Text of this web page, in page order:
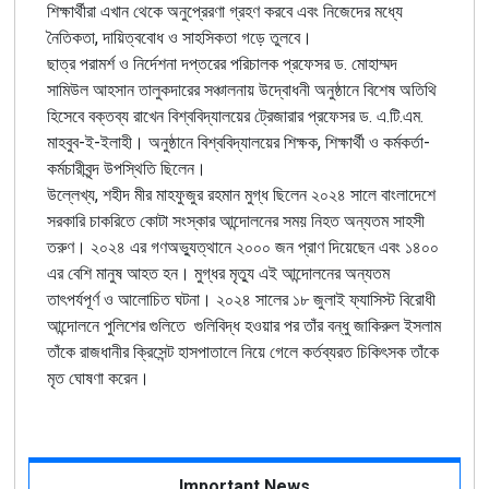
শিক্ষার্থীরা এখান থেকে অনুপ্রেরণা গ্রহণ করবে এবং নিজেদের মধ্যে
নৈতিকতা, দায়িত্ববোধ ও সাহসিকতা গড়ে তুলবে।
ছাত্র পরামর্শ ও নির্দেশনা দপ্তরের পরিচালক প্রফেসর ড. মোহাম্মদ
সামিউল আহসান তালুকদারের সঞ্চালনায় উদ্বোধনী অনুষ্ঠানে বিশেষ অতিথি
হিসেবে বক্তব্য রাখেন বিশ্ববিদ্যালয়ের ট্রেজারার প্রফেসর ড. এ.টি.এম.
মাহবুব-ই-ইলাহী। অনুষ্ঠানে বিশ্ববিদ্যালয়ের শিক্ষক, শিক্ষার্থী ও কর্মকর্তা-
কর্মচারীবৃন্দ উপস্থিতি ছিলেন।
উল্লেখ্য, শহীদ মীর মাহফুজুর রহমান মুগ্ধ ছিলেন ২০২৪ সালে বাংলাদেশে
সরকারি চাকরিতে কোটা সংস্কার আন্দোলনের সময় নিহত অন্যতম সাহসী
তরুণ। ২০২৪ এর গণঅভ্যুত্থানে ২০০০ জন প্রাণ দিয়েছেন এবং ১৪০০
এর বেশি মানুষ আহত হন। মুগ্ধর মৃত্যু এই আন্দোলনের অন্যতম
তাৎপর্যপূর্ণ ও আলোচিত ঘটনা। ২০২৪ সালের ১৮ জুলাইফ্যাসিস্ট বিরোধী
আন্দোলনে পুলিশের গুলিতে গুলিবিদ্ধ হওয়ার পর তাঁর বন্ধু জাকিরুল ইসলাম
তাঁকে রাজধানীর ক্রিসেন্ট হাসপাতালে নিয়ে গেলে কর্তব্যরত চিকিৎসক তাঁকে
মৃত ঘোষণা করেন।